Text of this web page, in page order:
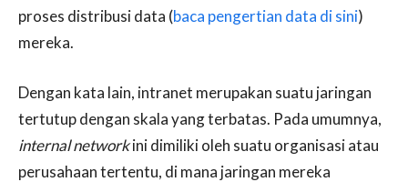
proses distribusi data (baca pengertian data di sini)
mereka.
Dengan kata lain, intranet merupakan suatu jaringan
tertutup dengan skala yang terbatas. Pada umumnya,
internal networkini dimiliki oleh suatu organisasi atau
perusahaan tertentu, di mana jaringan mereka